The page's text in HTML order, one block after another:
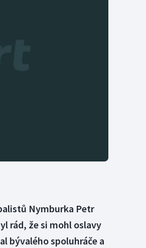
Nymburka Petr
rád, že si mohl oslavy
bývalého spoluhráče a